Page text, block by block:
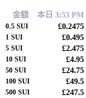
金額 本日 3:53 PM
0.5 SUI £0.2475
1 SUI £0.495
5 SUI £2.475
10 SUI £4.95
50 SUI £24.75
100 SUI £49.5
500 SUI £247.5